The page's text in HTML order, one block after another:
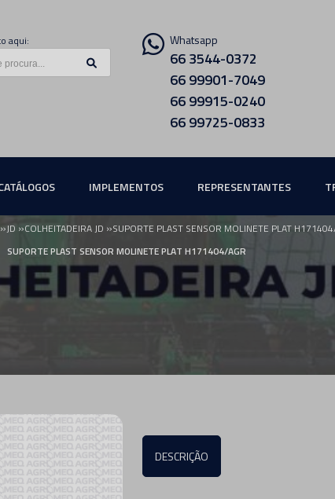
aqui: Whatsapp
66 3544-0372
66 99901-7049
66 99915-0240
66 99725-0833
IMPLEMENTOS REPRESENTANTES
»JD »COLHEITADEIRA JD »SUPORTE PLAST SENSOR MOLINETE PLAT
SUPORTE PLAST SENSOR MOLINETE PLAT H171404/AGR
DESCRIÇÃO